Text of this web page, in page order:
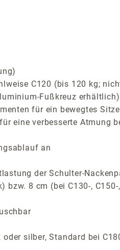
C120 (bis 120 kg;
Fußkreuz erhältlich)
für ein bewegtes
eine verbesserte Atmung
an
der Schulter-
8 cm (bei C130-, C150-,
silber, Standard bei